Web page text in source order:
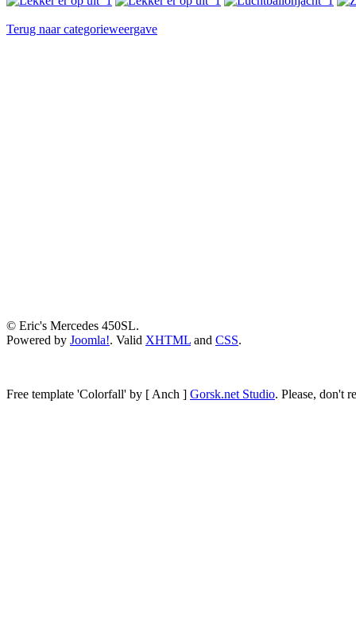
Terug naar categorieweergave
© Eric's Mercedes 450SL.
Powered by Joomla!. Valid XHTML and CSS.
Free template 'Colorfall' by [ Anch ] Gorsk.net Studio. Please, don't